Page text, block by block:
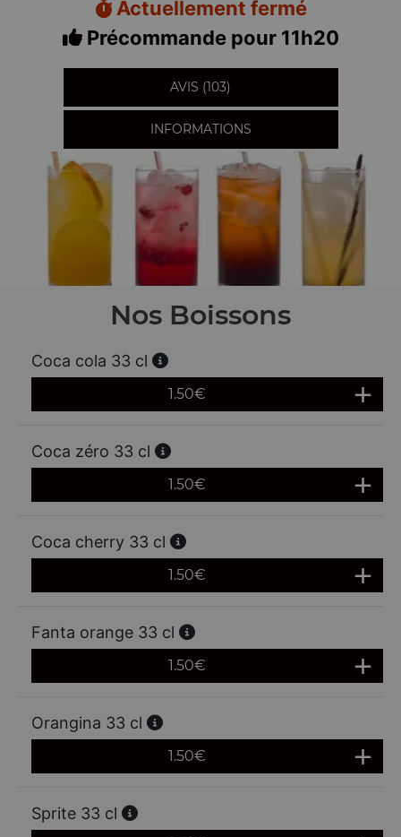
Actuellement fermé
Précommande pour 11h20
AVIS (103)
INFORMATIONS
Nos Boissons
Coca cola 33 cl
1.50€
Coca zéro 33 cl
1.50€
Coca cherry 33 cl
1.50€
Fanta orange 33 cl
1.50€
Orangina 33 cl
1.50€
Sprite 33 cl